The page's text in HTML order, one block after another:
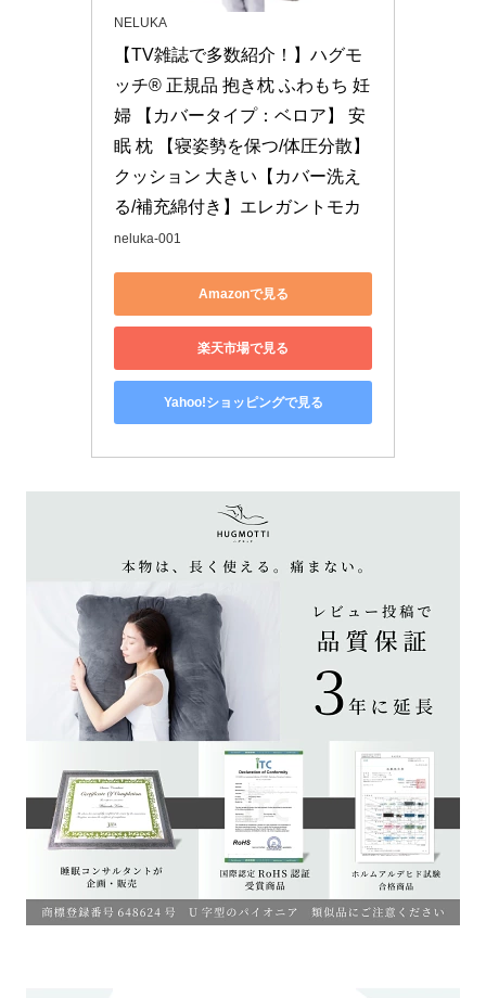
NELUKA
【TV雑誌で多数紹介！】ハグモ
ッチ® 正規品 抱き枕 ふわもち 妊
婦 【カバータイプ：ベロア】 安
眠 枕 【寝姿勢を保つ/体圧分散】
クッション 大きい【カバー洗え
る/補充綿付き】エレガントモカ
neluka-001
Amazonで見る
楽天市場で見る
Yahoo!ショッピングで見る